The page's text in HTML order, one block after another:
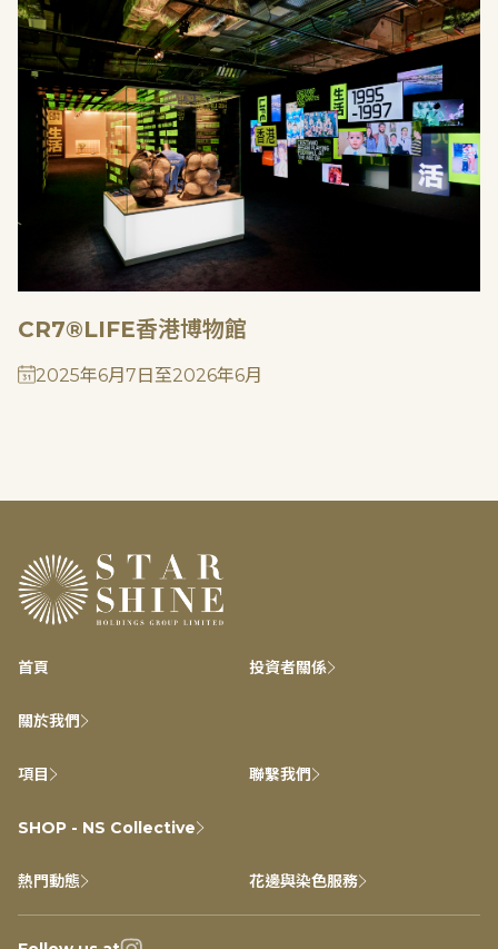
CR7®LIFE香港博物館
2025年6月7日至2026年6月
首頁 投資者關係
關於我們
項目 聯繫我們
SHOP - NS Collective
熱門動態 花邊與染色服務